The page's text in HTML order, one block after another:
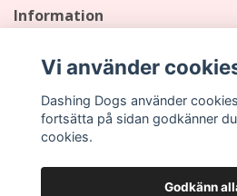
Information
Sociala medier
Vi använder
Dashing Dogs använder
fortsätta på sidan godkänner
cookies.
Godkänn